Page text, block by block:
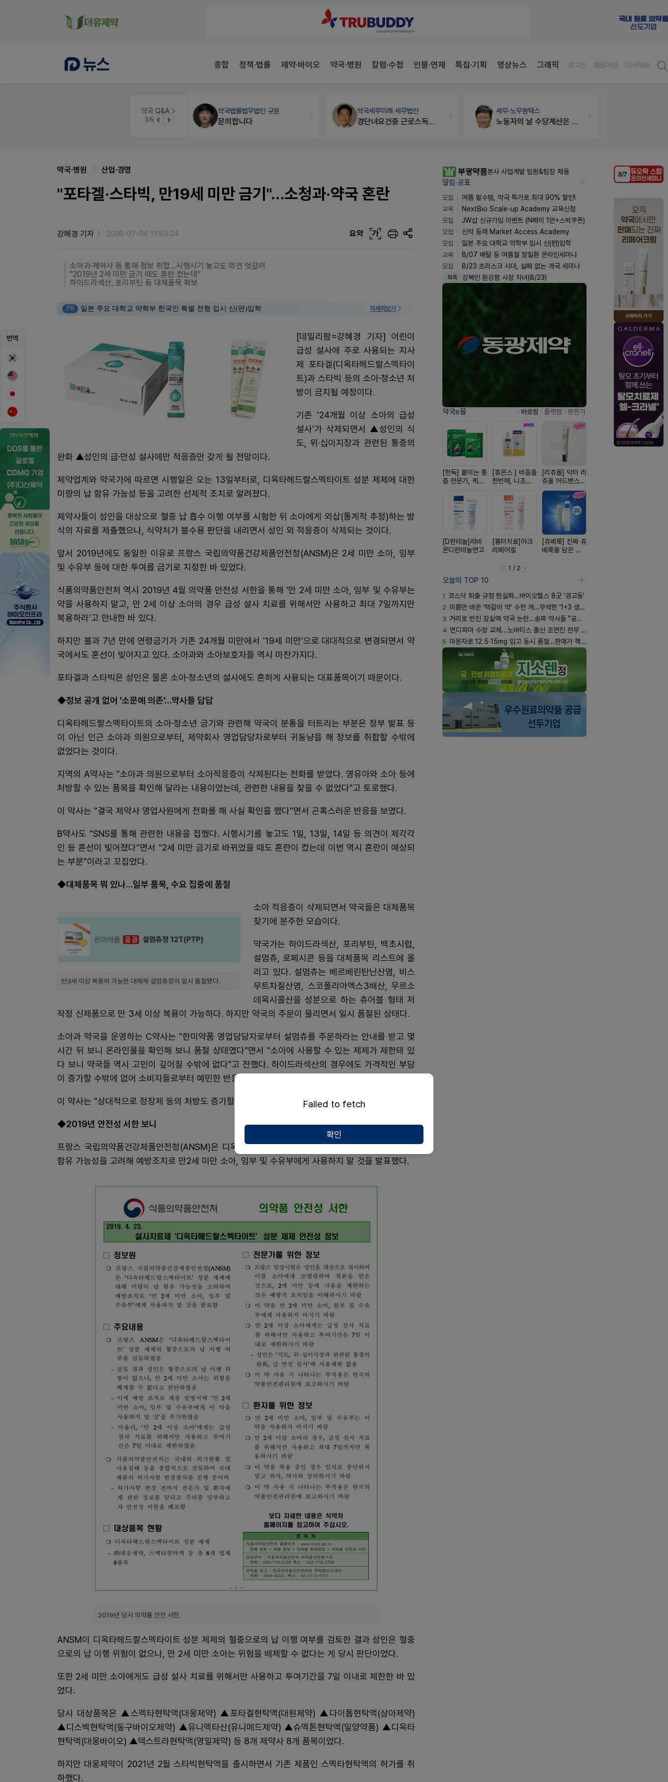
종합 정책·법률 제약·바이오 약국·병원 칼럼·수첩 인물·연재 특집·기획 영상뉴스 그래픽 로그인 회원가입 기사제보
약국 Q&A
3/6
약국법률법무법인 규원
문의합니다
약국세무미래 세무법인
경단녀요건중 근로스득원천징수액
세무·노무팜텍스
노동자의 날 수당계산은 어떻게 되나요
번역
약국·병원 산업·경영
"포타겔·스타빅, 만19세 미만 금기"…소청과·약국 혼란
강혜경 기자 2026-07-06 11:59:24 요약 가
소아과·제약사 등 통해 정보 취합…시행시기 놓고도 의견 엇갈려
"2019년 2세 미만 금기 때도 혼란 컸는데"
하이드라섹산, 포리부틴 등 대체품목 확보
PR 일본 주요 대학교 약학부 한국인 특별 전형 입시 신(편)입학 자세히보기
[데일리팜=강혜경 기자] 어린이
급성 설사에 주로 사용되는 지사
제 포타겔(디옥타헤드랄스멕타이
트)과 스타빅 등의 소아·청소년 처
방이 금지될 예정이다.
기존 '24개월 이상 소아의 급성
설사'가 삭제되면서 ▲성인의 식
도, 위·십이지장과 관련된 통증의
완화 ▲성인의 급·만성 설사에만 적응증만 갖게 될 전망이다.
제약업계와 약국가에 따르면 시행일은 오는 13일부터로, 디옥타헤드랄스멕타이트 성분 제제에 대한
미량의 납 함유 가능성 등을 고려한 선제적 조치로 알려졌다.
제약사들이 성인을 대상으로 혈중 납 흡수 이행 여부를 시험한 뒤 소아에게 외삽(통계적 추정)하는 방
식의 자료를 제출했으나, 식약처가 불수용 판단을 내리면서 성인 외 적응증이 삭제되는 것이다.
앞서 2019년에도 동일한 이유로 프랑스 국립의약품건강제품안전청(ANSM)은 2세 미만 소아, 임부
및 수유부 등에 대한 투여를 금기로 지정한 바 있었다.
식품의약품안전처 역시 2019년 4월 의약품 안전성 서한을 통해 '만 2세 미만 소아, 임부 및 수유부는
약을 사용하지 말고, 만 2세 이상 소아의 경우 급성 설사 치료를 위해서만 사용하고 최대 7일까지만
복용하라'고 안내한 바 있다.
하지만 불과 7년 만에 연령금기가 기존 24개월 미만에서 '19세 미만'으로 대대적으로 변경되면서 약
국에서도 혼선이 빚어지고 있다. 소아과와 소아보호자들 역시 마찬가지다.
포타겔과 스타빅은 성인은 물론 소아·청소년의 설사에도 흔하게 사용되는 대표품목이기 때문이다.
◆정보 공개 없어 '소문에 의존'…약사들 답답
디옥타헤드랄스멕타이트의 소아·청소년 금기와 관련해 약국이 분통을 터트리는 부분은 정부 발표 등
이 아닌 인근 소아과 의원으로부터, 제약회사 영업담당자로부터 귀동냥을 해 정보를 취합할 수밖에
없었다는 것이다.
지역의 A약사는 "소아과 의원으로부터 소아적응증이 삭제된다는 전화를 받았다. 영유아와 소아 등에
처방할 수 있는 품목을 확인해 달라는 내용이었는데, 관련한 내용을 찾을 수 없었다"고 토로했다.
이 약사는 "결국 제약사 영업사원에게 전화를 해 사실 확인을 했다"면서 곤혹스러운 반응을 보였다.
B약사도 "SNS를 통해 관련한 내용을 접했다. 시행시기를 놓고도 1일, 13일, 14일 등 의견이 제각각
인 등 혼선이 빚어졌다"면서 "2세 미만 금기로 바뀌었을 때도 혼란이 컸는데 이번 역시 혼란이 예상되
는 부분"이라고 꼬집었다.
◆대체품목 뭐 있나…일부 품목, 수요 집중에 품절
만3세 이상 복용이 가능한 대체제 설멈츄정이 일시 품절됐다.
소아 적응증이 삭제되면서 약국들은 대체품목
찾기에 분주한 모습이다.
약국가는 하이드라섹산, 포리부틴, 백초시럽,
설멈츄, 로페시콘 등을 대체품목 리스트에 올
리고 있다. 설멈츄는 베르베린탄닌산염, 비스
무트차질산염, 스코폴리아엑스3배산, 우르소
데옥시콜산을 성분으로 하는 츄어블 형태 저
작정 신제품으로 만 3세 이상 복용이 가능하다. 하지만 약국의 주문이 몰리면서 일시 품절된 상태다.
소아과 약국을 운영하는 C약사는 "한미약품 영업담당자로부터 설멈츄를 주문하라는 안내를 받고 몇
시간 뒤 보니 온라인몰을 확인해 보니 품절 상태였다"면서 "소아에 사용할 수 있는 제제가 제한돼 있
다 보니 약국들 역시 고민이 깊어질 수밖에 없다"고 전했다. 하이드라섹산의 경우에도 가격적인 부담
이 증가할 수밖에 없어 소비자들로부터 예민한 반응이 이어질 수도 있다는 것.
이 약사는 "상대적으로 정장제 등의 처방도 증가할 것으로 예상된다"고 말했다.
◆2019년 안전성 서한 보니
프랑스 국립의약품건강제품안전청(ANSM)은 디옥타헤드랄스멕타이트 성분 제제에 대해 미량의 납
함유 가능성을 고려해 예방조치로 만2세 미만 소아, 임부 및 수유부에게 사용하지 말 것을 발표했다.
2019년 당시 의약품 안전 서한.
ANSM이 디옥타헤드랄스멕타이트 성분 제제의 혈중으로의 납 이행 여부를 검토한 결과 성인은 혈중
으로의 납 이행 위험이 없으나, 만 2세 미만 소아는 위험을 배제할 수 없다는 게 당시 판단이었다.
또한 2세 미만 소아에게도 급성 설사 치료를 위해서만 사용하고 투여기간을 7일 이내로 제한한 바 있
었다.
당시 대상품목은 ▲스멕타현탁액(대웅제약) ▲포타겔현탁액(대원제약) ▲다이톱현탁액(삼아제약)
▲디스벡현탁액(동구바이오제약) ▲유니멕타산(유니메드제약) ▲슈멕톤현탁액(일양약품) ▲디옥타
현탁액(대웅바이오) ▲덱스트라현탁액(영일제약) 등 8개 제약사 8개 품목이었다.
하지만 대웅제약이 2021년 2월 스타빅현탁액을 출시하면서 기존 제품인 스멕타현탁액의 허가를 취
하했다.
본사 사업개발 팀원&팀장 채용
알림·공표
모집
여름 필수템, 약국 특가로 최대 90% 할인!
교육
NextBio Scale-up Academy 교육신청
모집
JW샵 신규가입 이벤트 (N페이 1만+스벅쿠폰)
모집
신약 등재 Market Access Academy
모집
일본 주요 대학교 약학부 입시 신(편)입학
교육
8/07 배탈 등 여름철 장질환 온라인세미나
모집
8/23 초리스크 시대, 실패 없는 개국 세미나
화촉 강복인 원강팜 사장 차녀(8/23)
약국e몰 · 바로팜 · 플랫팜 · 편한가
[한독] 붙이는 통
증 전문가, 케토
스타(쿨) 40매
[휴온스 ] 비듬을
한번에, 니조랄
[리쥬올] 닥터 리
쥬올 어드밴스드
PDRN 리쥬비네
이팅 크림 30ml
[D판테놀]레비
온디판테놀연고
[흉터치료]아크
리페어겔
[쥬베룩] 진짜 쥬
베룩을 담은 약
1 / 2
오늘의 TOP 10
1 코스닥 퇴출 규정 현실화…바이오헬스 8곳 '경고등'
2 이름만 바꾼 '택갈이 약' 수천 개…무색한 '1+3 생동'
3 거리로 번진 잠실역 약국 논란…송파 약사들 "공공성 훼손"
4 먼디파마 수장 교체...노바티스 출신 조연진 전무 내정
5 마운자로 12.5·15mg 입고 동시 품절…판매가 책정 고심
Failed to fetch
확인